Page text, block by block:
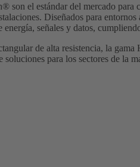
son el estándar del mercado para
Diseñados para
señales y datos,
de alta resistencia, la
soluciones para los sectores de la